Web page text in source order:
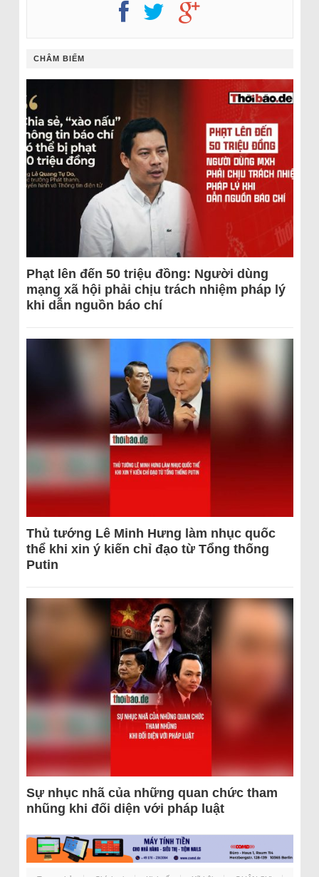
CHÂM BIẾM
Phạt lên đến 50 triệu đồng: Người dùng
mạng xã hội phải chịu trách nhiệm pháp lý
khi dẫn nguồn báo chí
Thủ tướng Lê Minh Hưng làm nhục quốc
thể khi xin ý kiến chỉ đạo từ Tổng thống
Putin
Sự nhục nhã của những quan chức tham
nhũng khi đối diện với pháp luật